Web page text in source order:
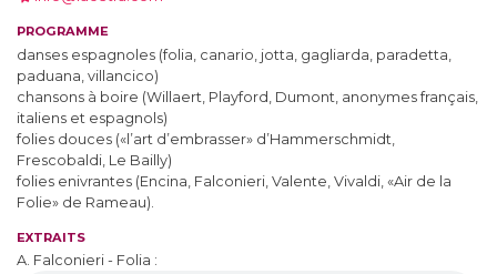
PROGRAMME
danses espagnoles (folia, canario, jotta, gagliarda, paradetta,
paduana, villancico)
chansons à boire (Willaert, Playford, Dumont, anonymes français,
italiens et espagnols)
folies douces («l’art d’embrasser» d’Hammerschmidt,
Frescobaldi, Le Bailly)
folies enivrantes (Encina, Falconieri, Valente, Vivaldi, «Air de la
Folie» de Rameau).
EXTRAITS
A. Falconieri - Folia :